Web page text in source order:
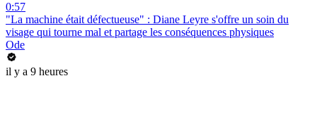
0:57
"La machine était défectueuse" : Diane Leyre s'offre un soin du
visage qui tourne mal et partage les conséquences physiques
Ode
il y a 9 heures